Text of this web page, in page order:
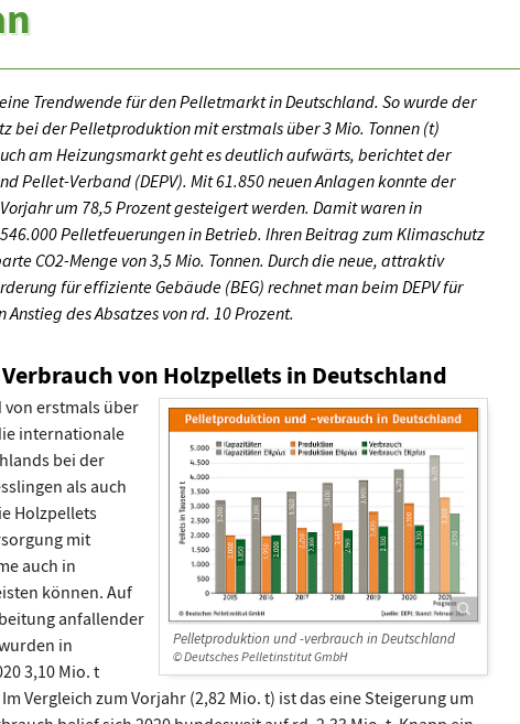
Trendwende für den Pelletmarkt in Deutschland. So wurde der
bei der Pelletproduktion mit erstmals über 3 Mio. Tonnen (t)
am Heizungsmarkt geht es deutlich aufwärts, berichtet der
Pellet-Verband (DEPV). Mit 61.850 neuen Anlagen konnte der
um 78,5 Prozent gesteigert werden. Damit waren in
Pelletfeuerungen in Betrieb. Ihren Beitrag zum Klimaschutz
CO2-Menge von 3,5 Mio. Tonnen. Durch die neue, attraktiv
für effiziente Gebäude (BEG) rechnet man beim DEPV für
des Absatzes von rd. 10 Prozent.
von Holzpellets in Deutschland
Pelletproduktion und -verbrauch in Deutschland
© Deutsches Pelletinstitut GmbH
erstmals über
internationale
bei der
als auch
Holzpellets
mit
auch in
können. Auf
anfallender
in
3,10 Mio. t
Vergleich zum Vorjahr (2,82 Mio. t) ist das eine Steigerung um